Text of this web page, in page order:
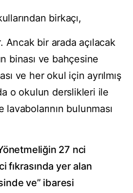
birkaçı,
Ancak bir arada açılacak
binası ve bahçesine
ve her okul için ayrılmış
o okulun derslikleri ile
bulunması
27 nci
fıkrasında yer alan
ve” ibaresi